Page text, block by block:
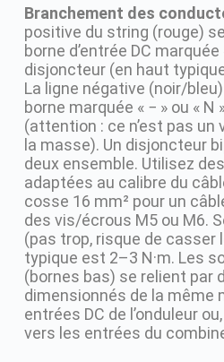
Branchement des
positive du string (rouge)
borne d’entrée DC marquée
disjoncteur (en haut
La ligne négative (noir/
borne marquée « − » ou « N
(attention : ce n’est pas un
la masse). Un disjoncteur
deux ensemble. Utilisez
adaptées au calibre du
cosse 16 mm² pour un
des vis/écrous M5 ou M6.
(pas trop, risque de casser
typique est 2–3 N·m. Les
(bornes bas) se relient par
dimensionnés de la même
entrées DC de l’onduleur
vers les entrées du